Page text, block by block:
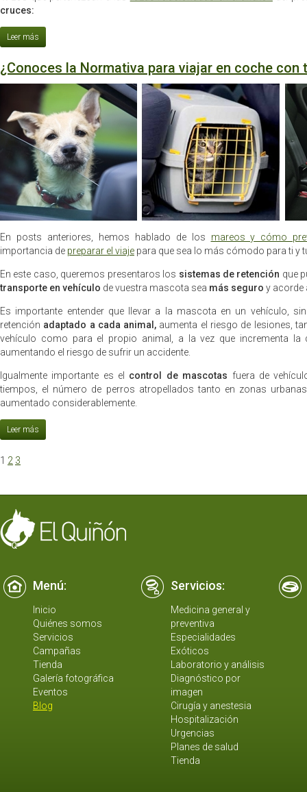
cruces:
¿Conoces la Normativa para viajar en coche con
En posts anteriores, hemos hablado de los mareos y cómo
importancia de preparar el viaje para que sea lo más cómodo para ti y
En este caso, queremos presentaros los sistemas de retención que
transporte en vehículo de vuestra mascota sea más seguro y acorde
Es importante entender que llevar a la mascota en un vehículo,
retención adaptado a cada animal, aumenta el riesgo de lesiones,
vehículo como para el propio animal, a la vez que incrementa la
aumentando el riesgo de sufrir un accidente.
Igualmente importante es el control de mascotas fuera de
tiempos, el número de perros atropellados tanto en zonas
aumentado considerablemente.
1 2 3
Menú: Servicios:
Inicio
Quiénes somos
Servicios
Campañas
Tienda
Galería fotográfica
Eventos
Blog
Medicina general y
preventiva
Especialidades
Exóticos
Laboratorio y análisis
Diagnóstico por
imagen
Cirugía y anestesia
Hospitalización
Urgencias
Planes de salud
Tienda